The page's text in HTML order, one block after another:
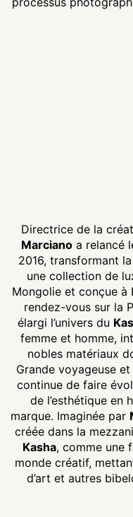
Directrice de la
Marcianoa relancé
2016, transformant
une collection de
Mongolie et conçue à
rendez-vous sur la
élargi l’univers du
femme et homme,
nobles matériaux
Grande voyageuse
continue de faire
de l’esthétique en
marque. Imaginée par
créée dans la
Kasha, comme une
monde créatif,
d’art et autres